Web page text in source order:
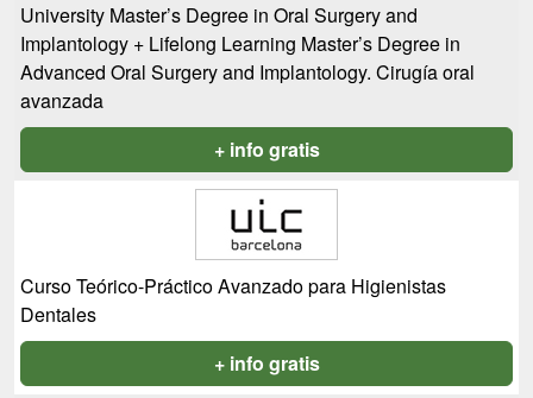
University Master’s Degree in Oral Surgery and
Implantology + Lifelong Learning Master’s Degree in
Advanced Oral Surgery and Implantology. Cirugía oral
avanzada
+ info gratis
Curso Teórico-Práctico Avanzado para Higienistas
Dentales
+ info gratis